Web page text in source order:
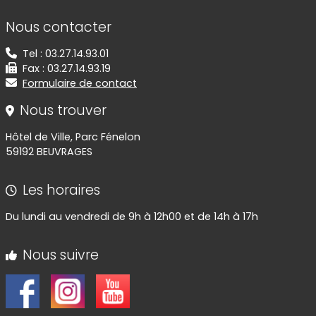
Informations de contact
Nous contacter
Tel : 03.27.14.93.01
Fax : 03.27.14.93.19
Formulaire de contact
Nous trouver
Hôtel de Ville, Parc Fénelon
59192 BEUVRAGES
Les horaires
Du lundi au vendredi de 9h à 12h00 et de 14h à 17h
Nous suivre